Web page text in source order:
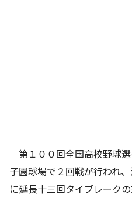
第１００回全国高校野球
子園球場で２回戦が行われ
に延長十三回タイブレーク